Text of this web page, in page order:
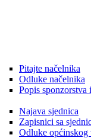
Pitajte načelnika
Odluke načelnika
Popis sponzorstva
Najava sjednica
Zapisnici sa
Odluke općinskog